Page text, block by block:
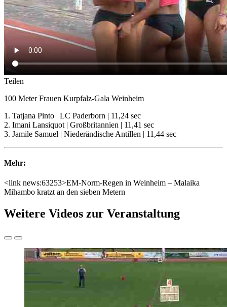
Teilen
100 Meter Frauen Kurpfalz-Gala Weinheim
1. Tatjana Pinto | LC Paderborn | 11,24 sec
2. Imani Lansiquot | Großbritannien | 11,41 sec
3. Jamile Samuel | Niederändische Antillen | 11,44 sec
Mehr:
<link news:63253>EM-Norm-Regen in Weinheim – Malaika
Mihambo kratzt an den sieben Metern
Weitere Videos zur Veranstaltung